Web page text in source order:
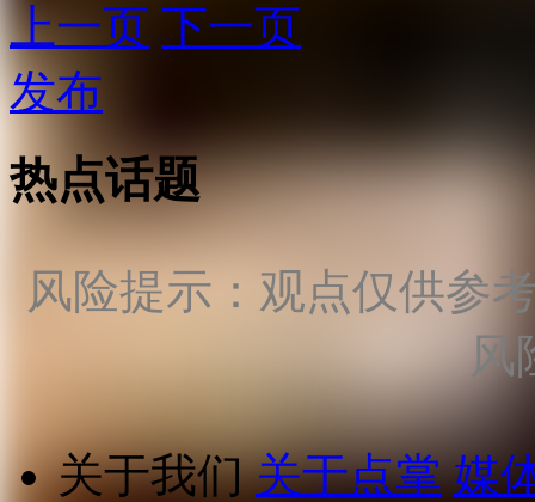
上一页 下一页
发布
热点话题
风险提示：观点仅供参
风
关于我们 关于点掌 媒